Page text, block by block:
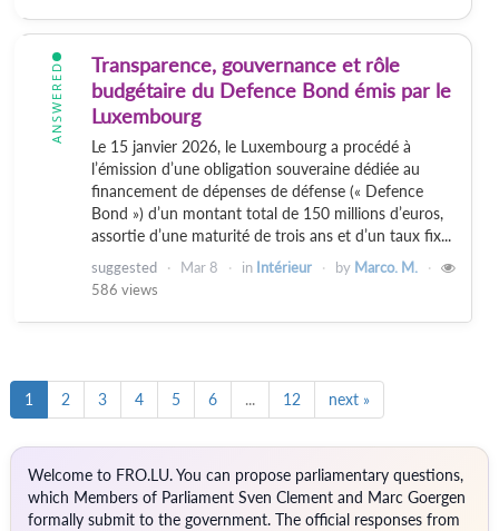
ANSWERED
Transparence, gouvernance et rôle
budgétaire du Defence Bond émis par le
Luxembourg
Le 15 janvier 2026, le Luxembourg a procédé à
l’émission d’une obligation souveraine dédiée au
financement de dépenses de défense (« Defence
Bond ») d’un montant total de 150 millions d’euros,
assortie d’une maturité de trois ans et d’un taux fix...
suggested Mar 8 in Intérieur by Marco. M.
586 views
1 2 3 4 5 6 ... 12 next »
Welcome to FRO.LU. You can propose parliamentary questions,
which Members of Parliament Sven Clement and Marc Goergen
formally submit to the government. The official responses from